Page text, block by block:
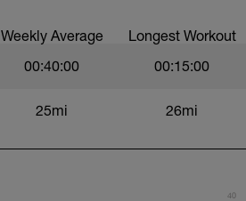
Weekly Average Longest Workout
00:40:00 00:15:00
25mi 26mi
40